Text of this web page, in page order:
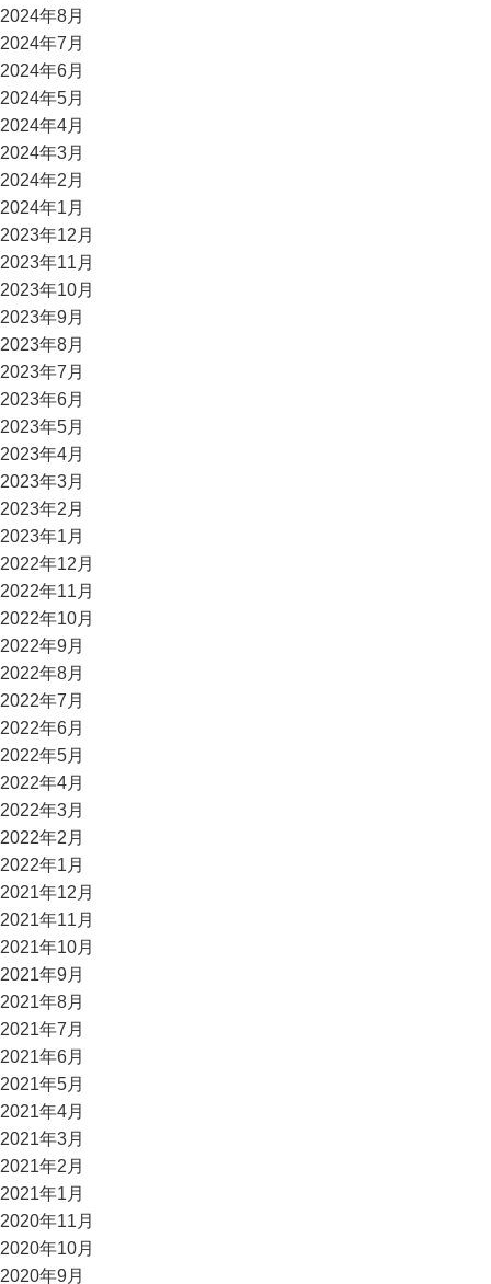
2024年8月
2024年7月
2024年6月
2024年5月
2024年4月
2024年3月
2024年2月
2024年1月
2023年12月
2023年11月
2023年10月
2023年9月
2023年8月
2023年7月
2023年6月
2023年5月
2023年4月
2023年3月
2023年2月
2023年1月
2022年12月
2022年11月
2022年10月
2022年9月
2022年8月
2022年7月
2022年6月
2022年5月
2022年4月
2022年3月
2022年2月
2022年1月
2021年12月
2021年11月
2021年10月
2021年9月
2021年8月
2021年7月
2021年6月
2021年5月
2021年4月
2021年3月
2021年2月
2021年1月
2020年11月
2020年10月
2020年9月